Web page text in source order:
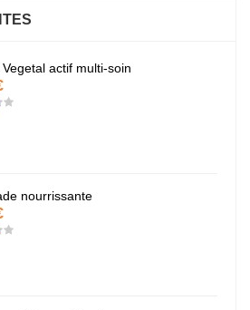
actif multi-soin
nourrissante